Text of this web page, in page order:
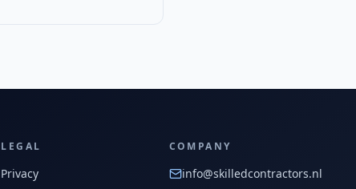
LEGAL
Privacy
COMPANY
info@skilledcontractors.nl